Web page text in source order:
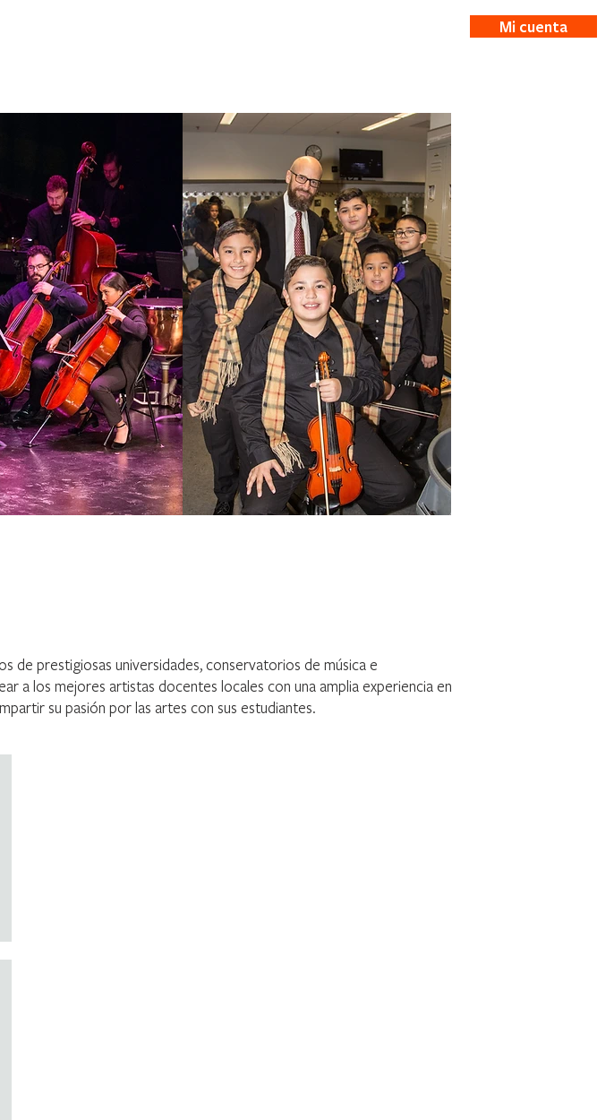
Mi cuenta
de prestigiosas universidades, conservatorios de música e
a los mejores artistas docentes locales con una amplia experiencia en
su pasión por las artes con sus estudiantes.